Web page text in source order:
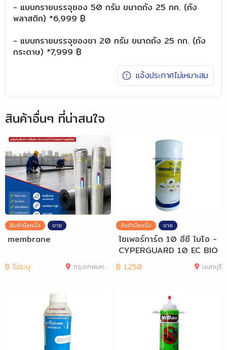
- แบบทรายบรรจุซอง 50 กรัม ขนาดถัง 25 กก. (ถัง
พลาสติก) *6,999 ฿
- แบบทรายบรรจุซองชา 20 กรัม ขนาดถัง 25 กก. (ถัง
กระดาษ) *7,999 ฿
แจ้งประกาศไม่เหมาะสม
สินค้าอื่นๆ ที่น่าสนใจ
สินค้ามือหนึ่ง ขาย
membrane
฿ ไม่ระบุ กรุงเทพมหานคร
สินค้ามือหนึ่ง ขาย
ไซเพอร์การ์ด 10 อีซี ไบโอ -
CYPERGUARD 10 EC BIO
- กำจัดแมลง
฿ 1,250 นนทบุรี